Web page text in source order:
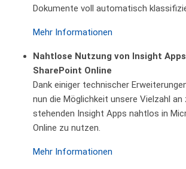
Dokumente voll automatisch
Mehr Informationen
Nahtlose Nutzung von Insight
SharePoint Online
Dank einiger technischer
nun die Möglichkeit unsere Vielzahl
stehenden Insight Apps nahtlos in
Online zu nutzen.
Mehr Informationen